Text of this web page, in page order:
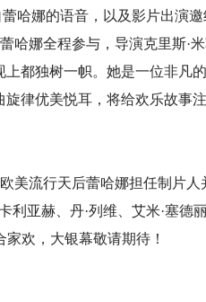
哈娜的语音，以及影片出演
哈娜全程参与，导演克里斯·
都独树一帜。她是一位非凡
律优美悦耳，将给欢乐故事
美流行天后蕾哈娜担任制片
利亚赫、丹·列维、艾米·塞德
欢，大银幕敬请期待！